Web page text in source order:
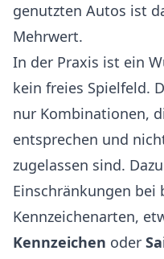
genutzten Autos ist
Mehrwert.
In der Praxis ist ein
kein freies Spielfeld.
nur Kombinationen,
entsprechen und
zugelassen sind.
Einschränkungen bei
Kennzeichenarten,
Kennzeichen oder